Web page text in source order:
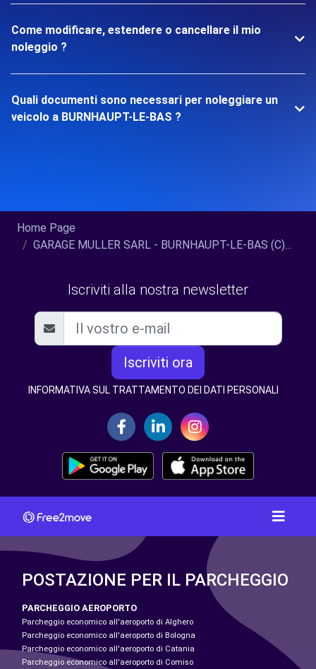
Come modificare, estendere o cancellare il mio
noleggio ?
Quali documenti sono necessari per noleggiare un
veicolo a BURNHAUPT-LE-BAS ?
Home Page
GARAGE MULLER SARL - BURNHAUPT-LE-BAS (C)...
Iscriviti alla nostra newsletter
Iscriviti ora
INFORMATIVA SUL TRATTAMENTO DEI DATI PERSONALI
POSTAZIONE PER IL PARCHEGGIO
PARCHEGGIO AEROPORTO
Parcheggio economico all'aeroporto di Alghero
Parcheggio economico all'aeroporto di Bologna
Parcheggio economico all'aeroporto di Catania
Parcheggio economico all'aeroporto di Comiso